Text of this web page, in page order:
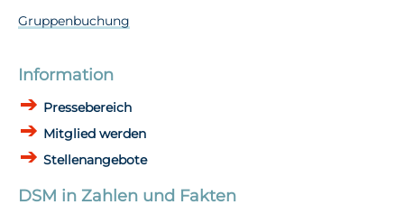
Gruppenbuchung
Information
Pressebereich
Mitglied werden
Stellenangebote
DSM in Zahlen und Fakten